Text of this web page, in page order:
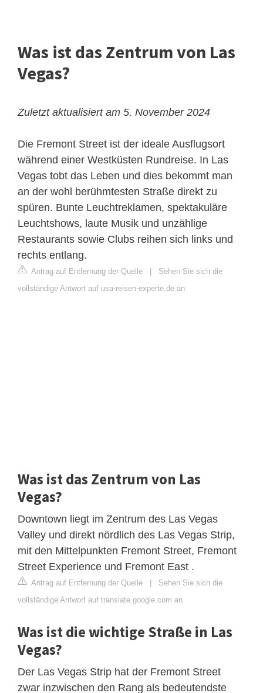
Was ist das Zentrum von Las
Vegas?
Zuletzt aktualisiert am 5. November 2024
Die Fremont Street ist der ideale Ausflugsort
während einer Westküsten Rundreise. In Las
Vegas tobt das Leben und dies bekommt man
an der wohl berühmtesten Straße direkt zu
spüren. Bunte Leuchtreklamen, spektakuläre
Leuchtshows, laute Musik und unzählige
Restaurants sowie Clubs reihen sich links und
rechts entlang.
Antrag auf Entfernung der Quelle
Sehen Sie sich die
vollständige Antwort auf usa-reisen-experte.de an
Was ist das Zentrum von Las
Vegas?
Downtown liegt im Zentrum des Las Vegas
Valley und direkt nördlich des Las Vegas Strip,
mit den Mittelpunkten Fremont Street, Fremont
Street Experience und Fremont East .
Antrag auf Entfernung der Quelle
Sehen Sie sich die
vollständige Antwort auf translate.google.com an
Was ist die wichtige Straße in Las
Vegas?
Der Las Vegas Strip hat der Fremont Street
zwar inzwischen den Rang als bedeutendste